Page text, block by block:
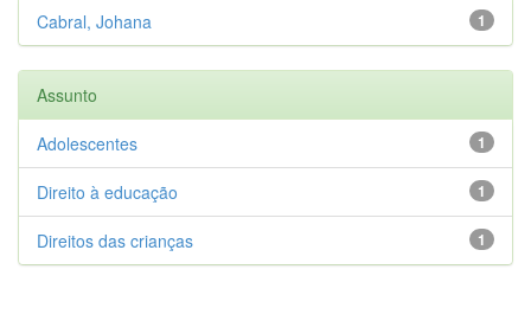
1
Cabral, Johana
Assunto
1
Adolescentes
1
Direito à educação
1
Direitos das crianças